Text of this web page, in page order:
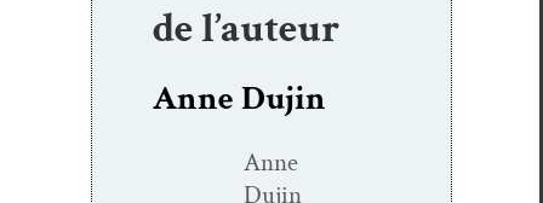
de l’auteur
Anne Dujin
Anne
Dujin